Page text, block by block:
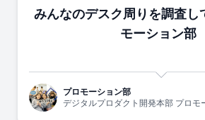
みんなのデスク周りを調査し
モーション部
プロモーション部
デジタルプロダクト開発本部 プロモ